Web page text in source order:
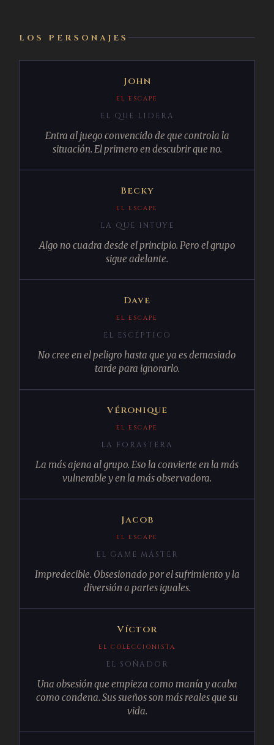
LOS PERSONAJES
John
EL ESCAPE
EL QUE LIDERA
Entra al juego convencido de que controla la
situación. El primero en descubrir que no.
Becky
EL ESCAPE
LA QUE INTUYE
Algo no cuadra desde el principio. Pero el grupo
sigue adelante.
Dave
EL ESCAPE
EL ESCÉPTICO
No cree en el peligro hasta que ya es demasiado
tarde para ignorarlo.
Véronique
EL ESCAPE
LA FORASTERA
La más ajena al grupo. Eso la convierte en la más
vulnerable y en la más observadora.
Jacob
EL ESCAPE
EL GAME MÁSTER
Impredecible. Obsesionado por el sufrimiento y la
diversión a partes iguales.
Víctor
EL COLECCIONISTA
EL SOÑADOR
Una obsesión que empieza como manía y acaba
como condena. Sus sueños son más reales que su
vida.